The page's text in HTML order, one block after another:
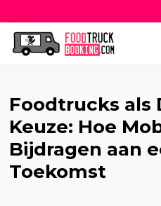
Foodtrucks als
Keuze: Hoe
Bijdragen aan
Toekomst